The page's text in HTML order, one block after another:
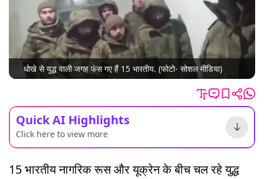
धोखे से युद्ध वाली जगह फंस गए हैं 15 भारतीय. (फोटो- सोशल मीडिया)
Quick AI Highlights
Click here to view more
15 भारतीय नागरिक रूस और यूक्रेन के बीच चल रहे युद्ध